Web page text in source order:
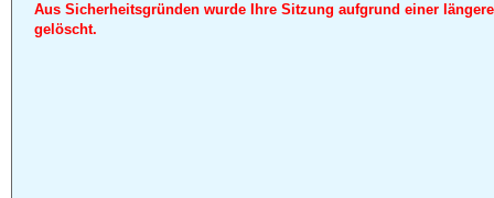
Aus Sicherheitsgründen wurde Ihre Sitzung aufgrund einer
gelöscht.